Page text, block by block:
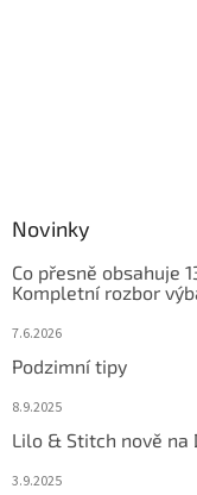
Novinky
Co přesně obsahuje
Kompletní rozbor
7.6.2026
Podzimní tipy
8.9.2025
Lilo & Stitch nově na
3.9.2025